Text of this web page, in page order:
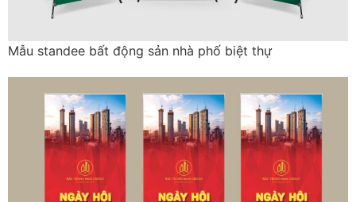
Mẫu standee bất động sản nhà phố biệt thự